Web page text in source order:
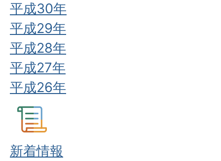
平成30年
平成29年
平成28年
平成27年
平成26年
新着情報